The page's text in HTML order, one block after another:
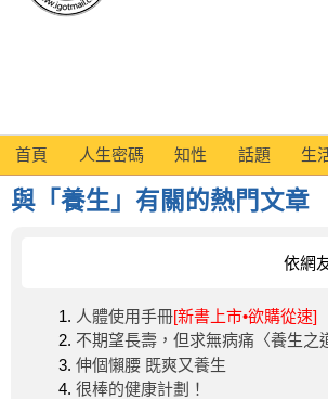
首頁 人生密碼 知性 話題 生
與「養生」有關的熱門文章
依網
人體使用手冊[新書上市•欲購從速]
不期望長壽，但求無病痛〈養生之
伸個懶腰 既爽又養生
很棒的健康計劃！